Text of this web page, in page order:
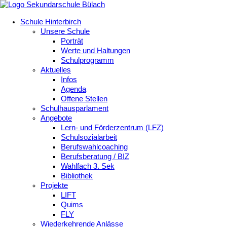
Schule Hinterbirch
Unsere Schule
Porträt
Werte und Haltungen
Schulprogramm
Aktuelles
Infos
Agenda
Offene Stellen
Schulhausparlament
Angebote
Lern- und Förderzentrum (LFZ)
Schulsozialarbeit
Berufswahlcoaching
Berufsberatung / BIZ
Wahlfach 3. Sek
Bibliothek
Projekte
LIFT
Quims
FLY
Wiederkehrende Anlässe